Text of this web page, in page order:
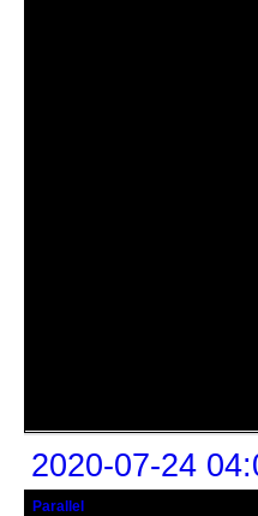
2020-07-24
Parallel